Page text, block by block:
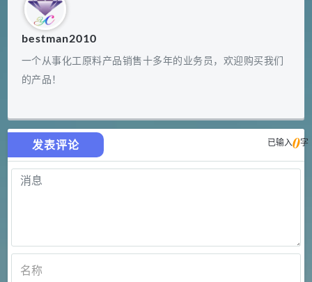
bestman2010
一个从事化工原料产品销售十多年的业务员，欢迎购买我们
的产品！
发表评论 已输入0字